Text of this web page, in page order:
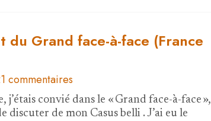
du Grand face-à-face (France
commentaires
j’étais convié dans le « Grand face-à-face »,
discuter de mon Casus belli . J’ai eu le